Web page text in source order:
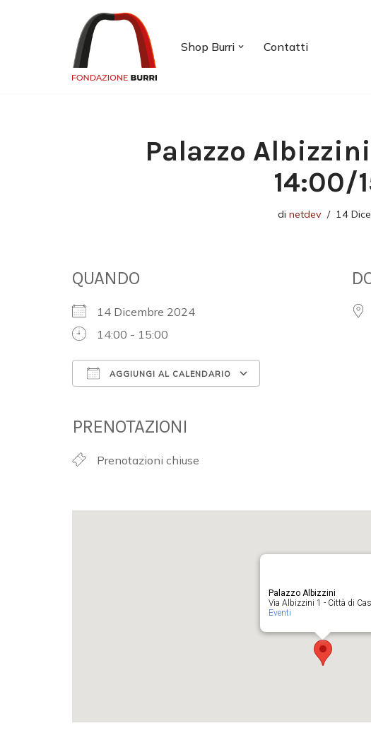
Shop Burri Contatti
Palazzo
14:00/
di netdev 14
QUANDO
14 Dicembre 2024
14:00 - 15:00
AGGIUNGI AL CALENDARIO
PRENOTAZIONI
Prenotazioni chiuse
Palazzo Albizzini
Via Albizzini 1 - Città di
Eventi